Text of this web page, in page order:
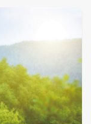
性到天堂，
性到地獄，
人間」這個
重要！ 以
堂，往下是
天堂（也就
覺和菩薩；
有阿修羅、
希望要從
陰性關係，
體帶著
來的神識，
裡面結成
現象，還有
加上原來的
、舌、身、
想、行、